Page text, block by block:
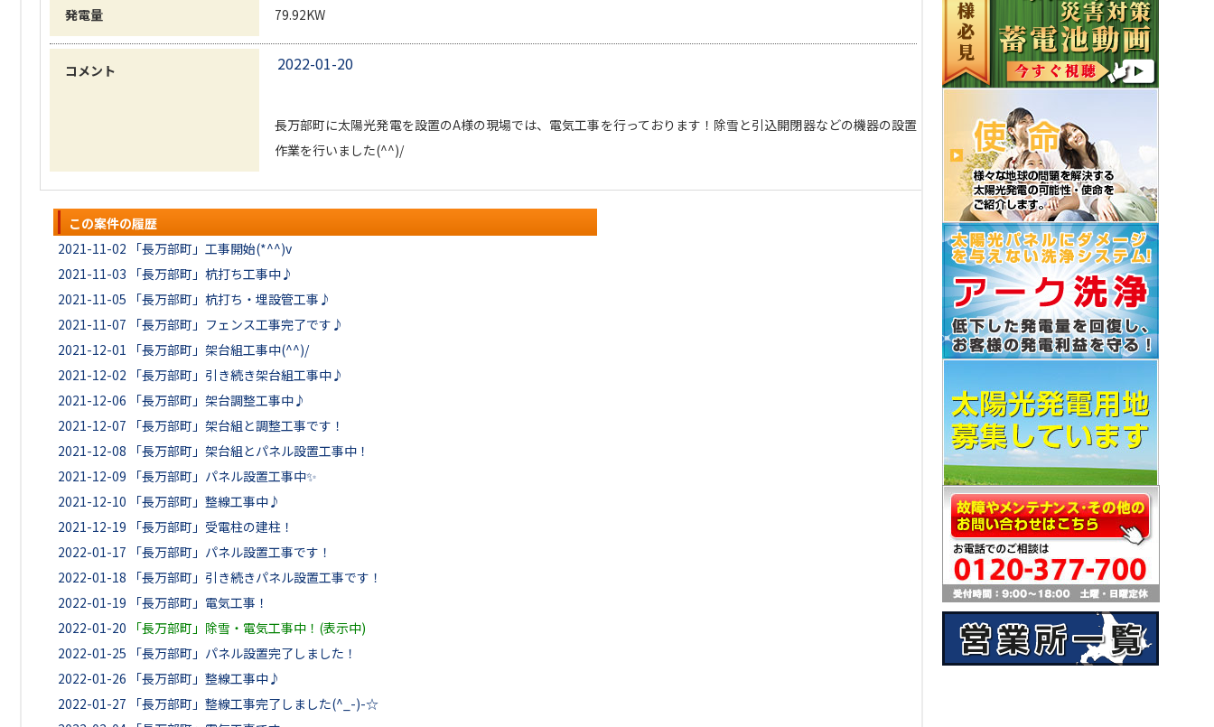
発電量 79.92KW
コメント 2022-01-20
長万部町に太陽光発電を設置のA様の現場では、電気工事を行っております！除雪と引込開閉器などの機器の設置
作業を行いました(^^)/
この案件の履歴
2021-11-02
「長万部町」工事開始(*^^)v
2021-11-03
「長万部町」杭打ち工事中♪
2021-11-05
「長万部町」杭打ち・埋設管工事♪
2021-11-07
「長万部町」フェンス工事完了です♪
2021-12-01
「長万部町」架台組工事中(^^)/
2021-12-02
「長万部町」引き続き架台組工事中♪
2021-12-06
「長万部町」架台調整工事中♪
2021-12-07
「長万部町」架台組と調整工事です！
2021-12-08
「長万部町」架台組とパネル設置工事中！
2021-12-09
「長万部町」パネル設置工事中✨
2021-12-10
「長万部町」整線工事中♪
2021-12-19
「長万部町」受電柱の建柱！
2022-01-17
「長万部町」パネル設置工事です！
2022-01-18
「長万部町」引き続きパネル設置工事です！
2022-01-19
「長万部町」電気工事！
2022-01-20
「長万部町」除雪・電気工事中！(表示中)
2022-01-25
「長万部町」パネル設置完了しました！
2022-01-26
「長万部町」整線工事中♪
2022-01-27
「長万部町」整線工事完了しました(^_-)-☆